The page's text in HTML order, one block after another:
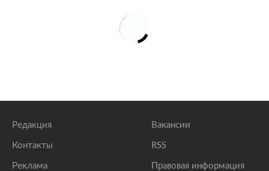
Редакция
Контакты
Реклама
Вакансии
RSS
Правовая информация